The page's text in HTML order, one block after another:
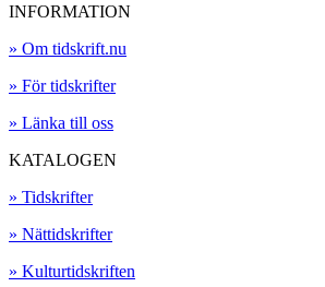
INFORMATION
» Om tidskrift.nu
» För tidskrifter
» Länka till oss
KATALOGEN
» Tidskrifter
» Nättidskrifter
» Kulturtidskriften